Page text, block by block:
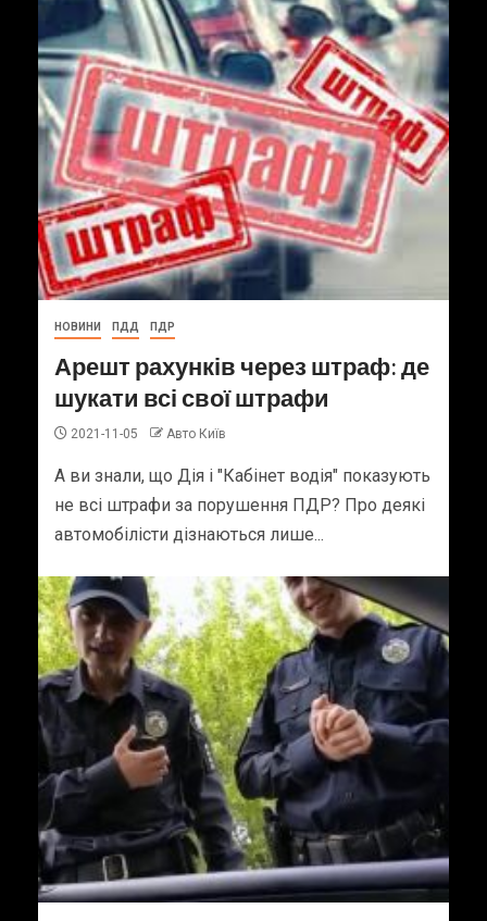
НОВИНИ ПДД ПДР
Арешт рахунків через штраф: де
шукати всі свої штрафи
2021-11-05 Авто Київ
А ви знали, що Дія і "Кабінет водія" показують
не всі штрафи за порушення ПДР? Про деякі
автомобілісти дізнаються лише...